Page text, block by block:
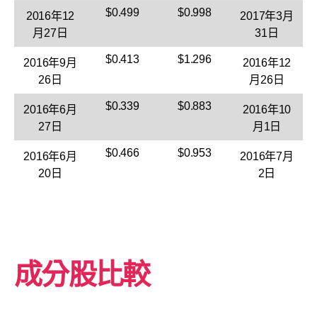
2016年12
月27日
$0.499 $0.998
2017年3月
31日
2016年9月
26日
$0.413 $1.296
2016年12
月26日
2016年6月
27日
$0.339 $0.883
2016年10
月1日
2016年6月
20日
$0.466 $0.953
2016年7月
2日
成分股比較